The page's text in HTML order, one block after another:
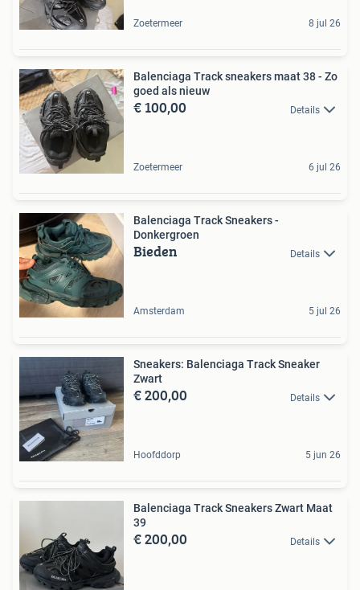
Zoetermeer 8 jul 26
Balenciaga Track sneakers maat 38 - Zo
goed als nieuw
€ 100,00 Details
Zoetermeer 6 jul 26
Balenciaga Track Sneakers -
Donkergroen
Bieden Details
Amsterdam 5 jul 26
Sneakers: Balenciaga Track Sneaker
Zwart
€ 200,00 Details
Hoofddorp 5 jun 26
Balenciaga Track Sneakers Zwart Maat
39
€ 200,00 Details